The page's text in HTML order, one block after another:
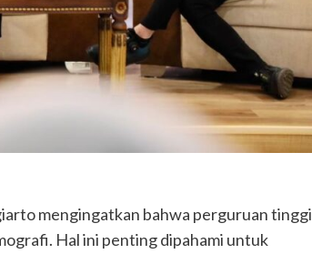
mengingatkan bahwa perguruan tinggi
Hal ini penting dipahami untuk
Diduga Kejam Dan Sadis Oknum
Pegawai PPPK Lakukan KDRT Terhadap
Istri Bertahun-tahun
Agustus 4, 2026